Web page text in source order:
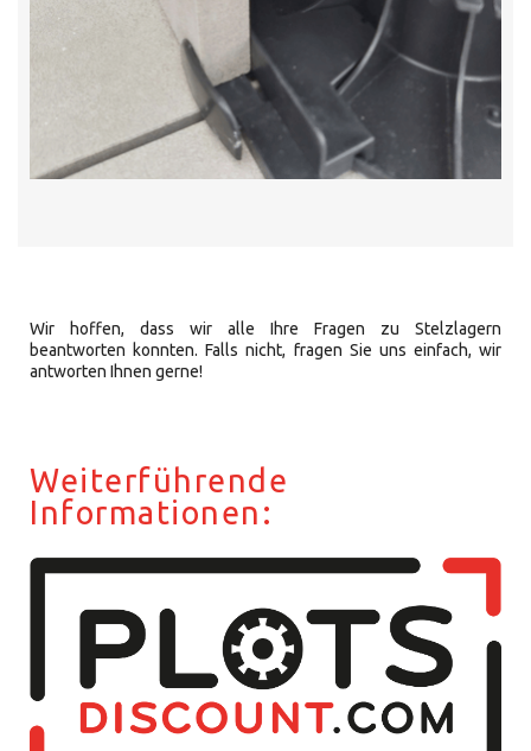
Wir hoffen, dass wir alle Ihre Fragen zu Stelzlagern
beantworten konnten. Falls nicht, fragen Sie uns einfach, wir
antworten Ihnen gerne!
Weiterführende
Informationen: